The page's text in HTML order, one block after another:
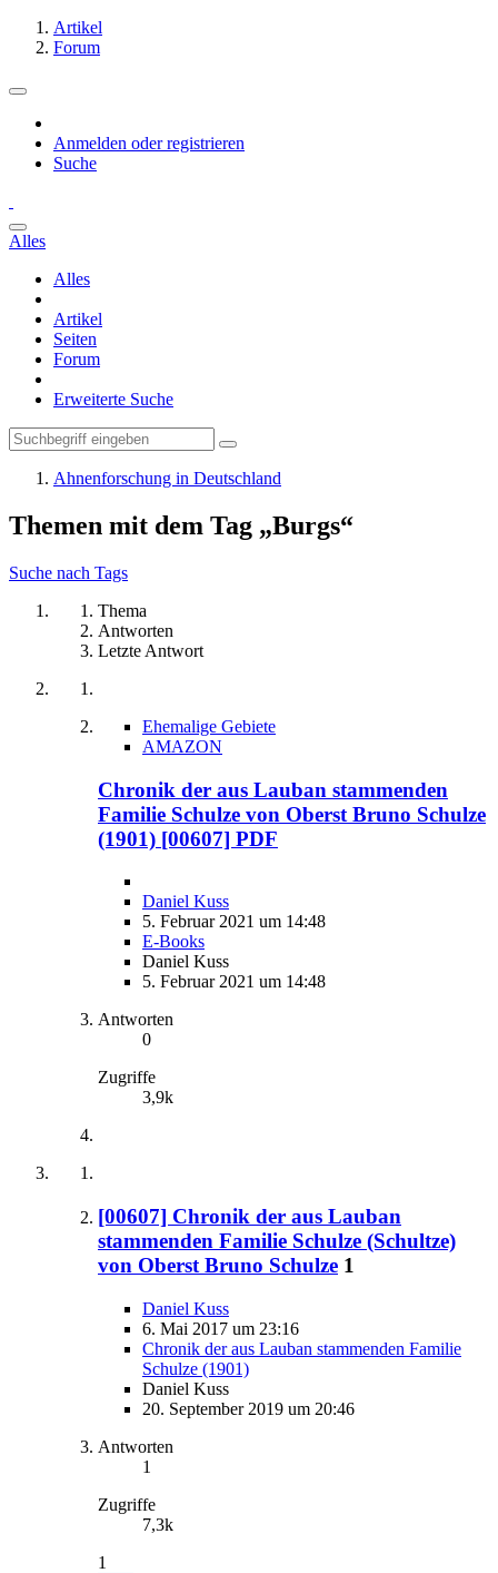
Artikel
Forum
Anmelden oder registrieren
Suche
Alles
Alles
Artikel
Seiten
Forum
Erweiterte Suche
Ahnenforschung in Deutschland
Themen mit dem Tag „Burgs“
Suche nach Tags
Thema
Antworten
Letzte Antwort
Ehemalige Gebiete
AMAZON
Chronik der aus Lauban stammenden
Familie Schulze von Oberst Bruno Schulze
(1901) [00607] PDF
Daniel Kuss
5. Februar 2021 um 14:48
E-Books
Daniel Kuss
5. Februar 2021 um 14:48
Antworten
0
Zugriffe
3,9k
[00607] Chronik der aus Lauban
stammenden Familie Schulze (Schultze)
von Oberst Bruno Schulze 1
Daniel Kuss
6. Mai 2017 um 23:16
Chronik der aus Lauban stammenden Familie
Schulze (1901)
Daniel Kuss
20. September 2019 um 20:46
Antworten
1
Zugriffe
7,3k
1